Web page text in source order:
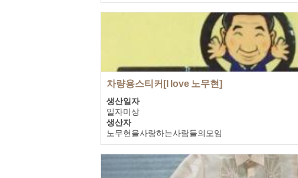
박천숙
차량용스티커[I love 노무현]
생산일자
일자미상
생산자
노무현을사랑하는사람들의모임
기증자
노무현을사랑하는사람들의모임